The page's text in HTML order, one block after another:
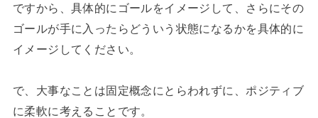
ですから、具体的にゴールをイメージして、さらにその
ゴールが手に入ったらどういう状態になるかを具体的に
イメージしてください。
で、大事なことは固定概念にとらわれずに、ポジティブ
に柔軟に考えることです。